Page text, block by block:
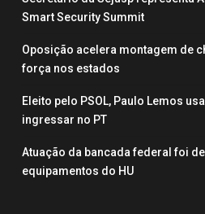
Smart Security Summit
Oposição acelera montagem de
força nos estados
Eleito pelo PSOL, Paulo Lemos
ingressar no PT
Atuação da bancada federal foi
equipamentos do HU